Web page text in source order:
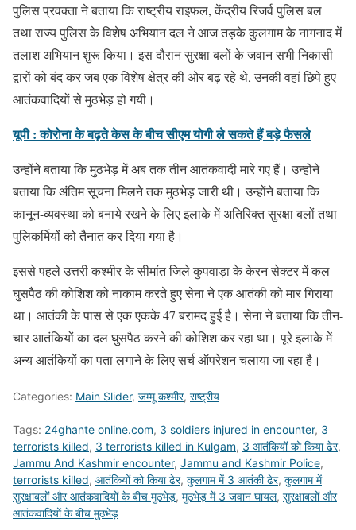
पुलिस प्रवक्ता ने बताया कि राष्ट्रीय राइफल, केंद्रीय रिजर्व पुलिस बल
तथा राज्य पुलिस के विशेष अभियान दल ने आज तड़के कुलगाम के नागनाद में
तलाश अभियान शुरू किया। इस दौरान सुरक्षा बलों के जवान सभी निकासी
द्वारों को बंद कर जब एक विशेष क्षेत्र की ओर बढ़ रहे थे, उनकी वहां छिपे हुए
आतंकवादियों से मुठभेड़ हो गयी।
यूपी : कोरोना के बढ़ते केस के बीच सीएम योगी ले सकते हैं बड़े फैसले
उन्होंने बताया कि मुठभेड़ में अब तक तीन आतंकवादी मारे गए हैं। उन्होंने
बताया कि अंतिम सूचना मिलने तक मुठभेड़ जारी थी। उन्होंने बताया कि
कानून-व्यवस्था को बनाये रखने के लिए इलाके में अतिरिक्त सुरक्षा बलों तथा
पुलिकर्मियों को तैनात कर दिया गया है।
इससे पहले उत्तरी कश्मीर के सीमांत जिले कुपवाड़ा के केरन सेक्टर में कल
घुसपैठ की कोशिश को नाकाम करते हुए सेना ने एक आतंकी को मार गिराया
था। आतंकी के पास से एक एकके 47 बरामद हुई है। सेना ने बताया कि तीन-
चार आतंकियों का दल घुसपैठ करने की कोशिश कर रहा था। पूरे इलाके में
अन्य आतंकियों का पता लगाने के लिए सर्च ऑपरेशन चलाया जा रहा है।
Categories: Main Slider, जम्मू कश्मीर, राष्ट्रीय
Tags: 24ghante online.com, 3 soldiers injured in encounter, 3
terrorists killed, 3 terrorists killed in Kulgam, 3 आतंकियों को किया ढेर,
Jammu And Kashmir encounter, Jammu and Kashmir Police,
terrorists killed, आतंकियों को किया ढेर, कुलगाम में 3 आतंकी ढेर, कुलगाम में
सुरक्षाबलों और आतंकवादियों के बीच मुठभेड़, मुठभेड़ में 3 जवान घायल, सुरक्षाबलों और
आतंकवादियों के बीच मुठभेड़